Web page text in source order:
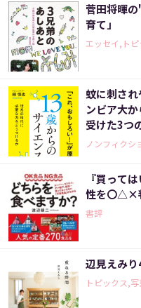
菅田将暉
育て」
エッセイ,トピ
蚊に刺さ
ンビア大
受けた3つ
ノンフィクシ
『買って
性を〇△×
書評
辺見えみり
トピックス,